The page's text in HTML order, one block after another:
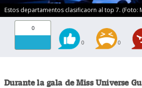
Estos departamentos clasificaorn al top 7. (Foto:
0
0 0
Durante la gala de Miss Universe